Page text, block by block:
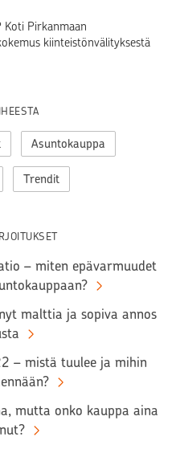
Koti Pirkanmaan
kiinteistönvälityksestä
Asuntokauppa
Trendit
– miten epävarmuudet
malttia ja sopiva annos
– mistä tuulee ja mihin
mutta onko kauppa aina